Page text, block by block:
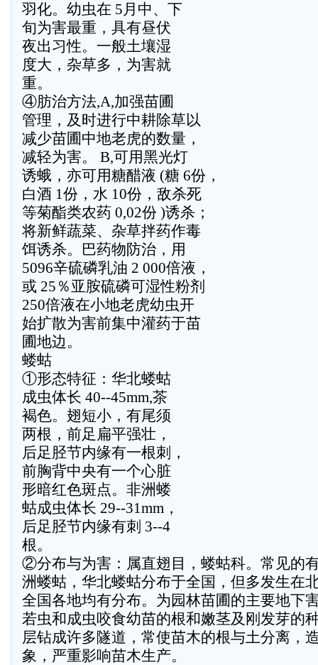
羽化。幼虫在 5月中、下
旬为害最重，具有昼伏
夜出习性。一般土壤湿
度大，杂草多，为害就
重。
④肪治方法,A,加强苗圃
管理，及时进行中耕除草以
减少苗圃中地老虎的数量，
减轻为害。 B,可用黑光灯
诱蛾，亦可用糖醋液 (糖 6份，
白酒 1份，水 10份，敌杀死
等菊酯类农药 0,02份 )诱杀；
将新鲜蔬菜、杂草拌药作毒
饵诱杀。巴药物防治，用
5096辛硫磷乳油 2 000倍液，
或 25％亚胺硫磷可湿性粉剂
250倍液在小地老虎幼虫开
始扩散为害前集中灌药于苗
圃地边。
蝼蛄
①形态特征：华北蝼蛄
成虫体长 40--45mm,茶
褐色。翅短小，有尾须
两根，前足扁平强壮，
后足胫节内缘有一根刺，
前胸背中央有一个心脏
形暗红色斑点。非洲蝼
蛄成虫体长 29--31mm，
后足胫节内缘有刺 3--4
根。
②分布与为害：属直翅目，蝼蛄科。常见的
洲蝼蛄，华北蝼蛄分布于全国，但多发生在
全国各地均有分布。为园林苗圃的主要地下
若虫和成虫咬食幼苗的根和嫩茎及刚发芽的
层钻成许多隧道，常使苗木的根与土分离，
象，严重影响苗木生产。